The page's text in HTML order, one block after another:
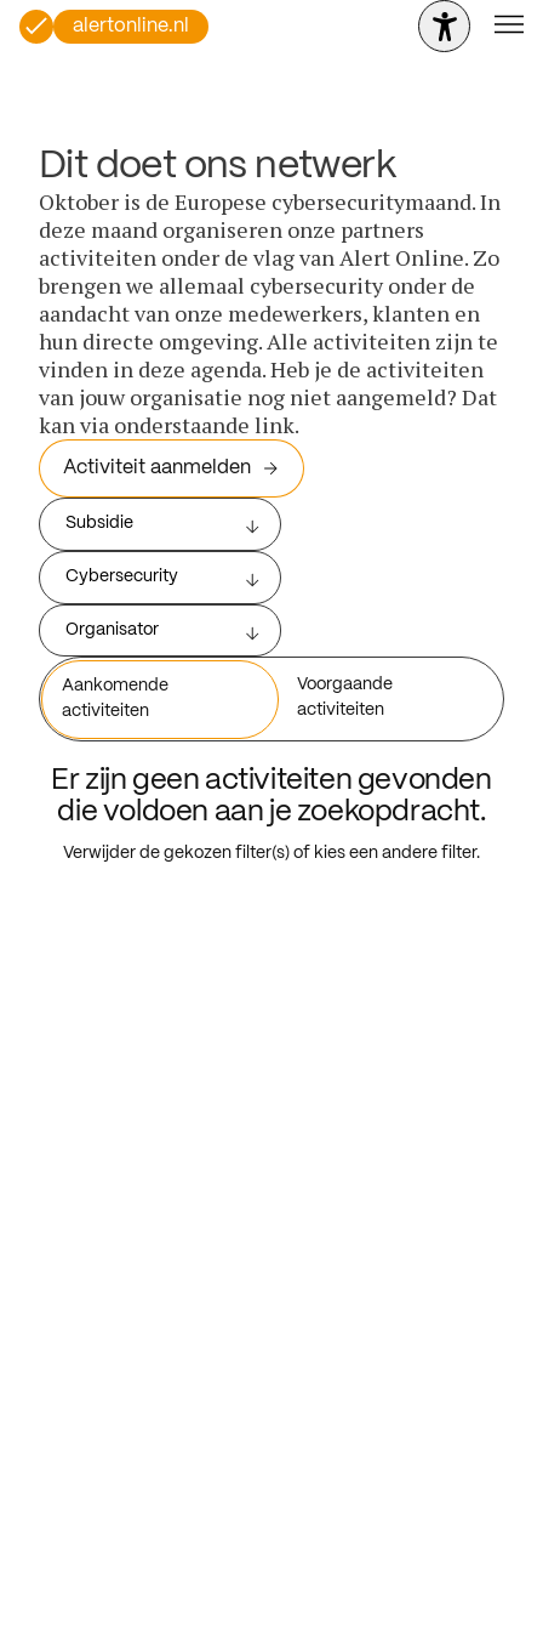
alertonline.nl
Dit doet ons netwerk
Oktober is de Europese cybersecuritymaand. In
deze maand organiseren onze partners
activiteiten onder de vlag van Alert Online. Zo
brengen we allemaal cybersecurity onder de
aandacht van onze medewerkers, klanten en
hun directe omgeving. Alle activiteiten zijn te
vinden in deze agenda. Heb je de activiteiten
van jouw organisatie nog niet aangemeld? Dat
kan via onderstaande link.
Activiteit aanmelden
Subsidie
Cybersecurity
Organisator
Aankomende
activiteiten
Voorgaande
activiteiten
Er zijn geen activiteiten gevonden
die voldoen aan je zoekopdracht.
Verwijder de gekozen filter(s) of kies een andere filter.